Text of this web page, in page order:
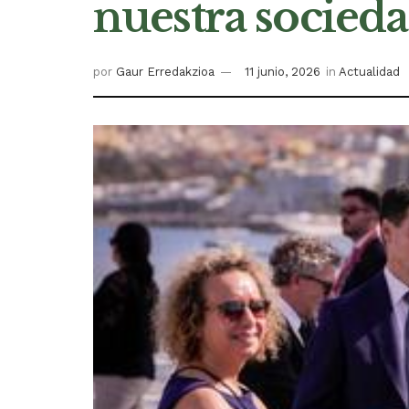
nuestra
por Gaur Erredakzioa 11 junio, 2026 in Actualidad